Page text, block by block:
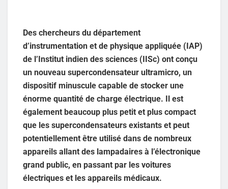
Des chercheurs du département
d’instrumentation et de physique appliquée (IAP)
de l’Institut indien des sciences (IISc) ont conçu
un nouveau supercondensateur ultramicro, un
dispositif minuscule capable de stocker une
énorme quantité de charge électrique. Il est
également beaucoup plus petit et plus compact
que les supercondensateurs existants et peut
potentiellement être utilisé dans de nombreux
appareils allant des lampadaires à l’électronique
grand public, en passant par les voitures
électriques et les appareils médicaux.